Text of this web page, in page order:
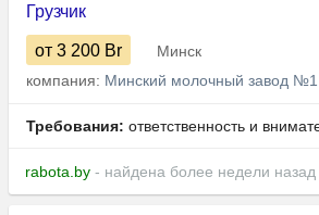
Грузчик
от 3 200 Br
Минск
компания: Минский молочный завод №1
Требования: ответственность и
rabota.by - найдена более недели назад